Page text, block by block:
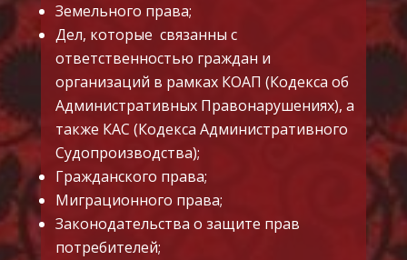
Земельного права;
Дел, которые связанны с
ответственностью граждан и
организаций в рамках КОАП (Кодекса об
Административных Правонарушениях), а
также КАС (Кодекса Административного
Судопроизводства);
Гражданского права;
Миграционного права;
Законодательства о защите прав
потребителей;